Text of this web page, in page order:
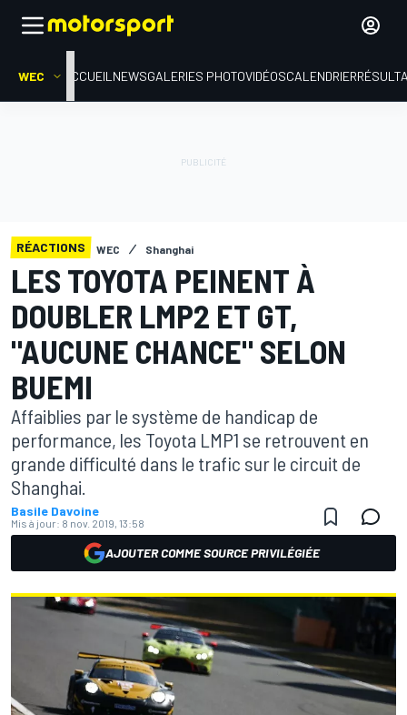
WEC ACCUEIL NEWSGALERIES PHOTOVIDÉOSCALENDRIER
RÉACTIONS WEC Shanghai
LES TOYOTA PEINENT À
DOUBLER LMP2 ET GT,
"AUCUNE CHANCE" SELON
BUEMI
Affaiblies par le système de handicap de
performance, les Toyota LMP1 se retrouvent en
grande difficulté dans le trafic sur le circuit de
Shanghai.
Basile Davoine
Mis à jour: 8 nov. 2019, 13:58
AJOUTER COMME SOURCE PRIVILÉGIÉE